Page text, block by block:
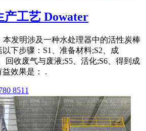
产工艺 Dowater
本发明涉及一种水处理器中的活性炭棒
下步骤：S1、准备材料;S2、成
回收废气与废液;S5、活化;S6、得到成
效果是： .
8511